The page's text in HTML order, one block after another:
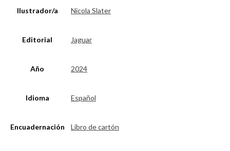
Ilustrador/a Nicola Slater
Editorial Jaguar
Año 2024
Idioma Español
Encuadernación Libro de cartón